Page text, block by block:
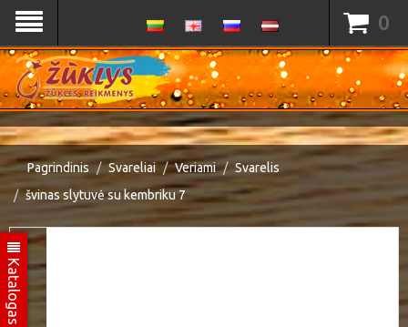
Katalogas
0
Pagrindinis Svareliai Veriami
Svarelis
švinas slytuvė su kembriku 7